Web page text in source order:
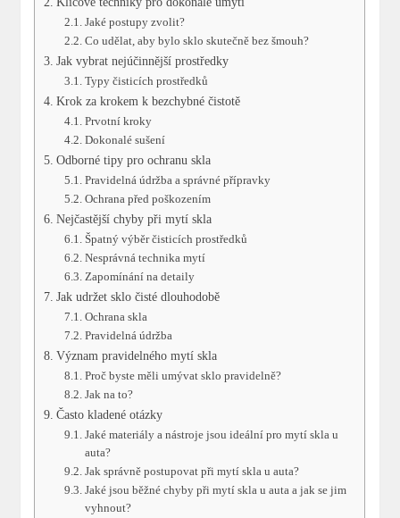
Jaké postupy zvolit?
Co udělat, aby bylo sklo skutečně bez šmouh?
Jak vybrat nejúčinnější prostředky
Typy čisticích prostředků
Krok za krokem k bezchybné čistotě
Prvotní kroky
Dokonalé sušení
Odborné tipy pro ochranu skla
Pravidelná údržba a správné přípravky
Ochrana před poškozením
Nejčastější chyby při mytí skla
Špatný výběr čisticích prostředků
Nesprávná technika mytí
Zapomínání na detaily
Jak udržet sklo čisté dlouhodobě
Ochrana skla
Pravidelná údržba
Význam pravidelného mytí skla
Proč byste měli umývat sklo pravidelně?
Jak na to?
Často kladené otázky
Jaké materiály a nástroje jsou ideální pro mytí skla u
auta?
Jak správně postupovat při mytí skla u auta?
Jaké jsou běžné chyby při mytí skla u auta a jak se jim
vyhnout?